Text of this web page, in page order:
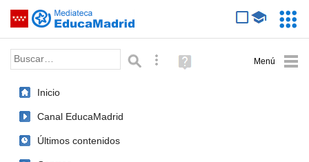
Saltar navegación
Palabra o frase: Búsqueda avanzada
Ayuda
(en
Inicio
Canal EducaMadrid
Últimos contenidos